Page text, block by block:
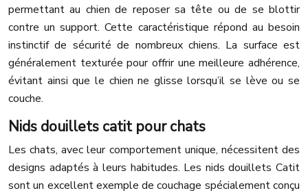
permettant au chien de reposer sa tête ou de se blottir
contre un support. Cette caractéristique répond au besoin
instinctif de sécurité de nombreux chiens. La surface est
généralement texturée pour offrir une meilleure adhérence,
évitant ainsi que le chien ne glisse lorsqu’il se lève ou se
couche.
Nids douillets catit pour chats
Les chats, avec leur comportement unique, nécessitent des
designs adaptés à leurs habitudes. Les nids douillets Catit
sont un excellent exemple de couchage spécialement conçu